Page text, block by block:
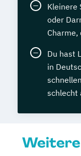
Kleinere
oder
Charme,
Du hast
in
schlecht